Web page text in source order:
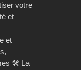
votre
et
et
🛠 La